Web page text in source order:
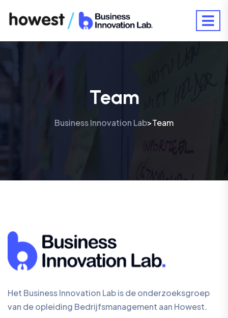
Team
Business Innovation Lab>Team
Het Business Innovation Lab is de onderzoeksgroep
van de opleiding Bedrijfsmanagement aan Howest.